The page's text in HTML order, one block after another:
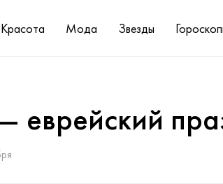
Красота Мода Звезды
еврейский